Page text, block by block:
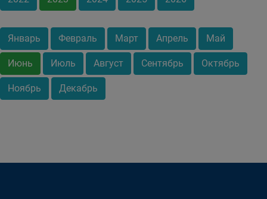
Январь Февраль Март Апрель Май
Июнь Июль Август Сентябрь Октябрь
Ноябрь Декабрь